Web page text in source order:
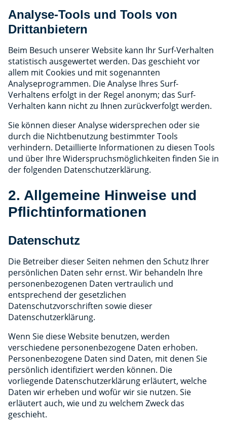
Analyse-Tools und Tools von
Drittanbietern
Beim Besuch unserer Website kann Ihr Surf-Verhalten
statistisch ausgewertet werden. Das geschieht vor
allem mit Cookies und mit sogenannten
Analyseprogrammen. Die Analyse Ihres Surf-
Verhaltens erfolgt in der Regel anonym; das Surf-
Verhalten kann nicht zu Ihnen zurückverfolgt werden.
Sie können dieser Analyse widersprechen oder sie
durch die Nichtbenutzung bestimmter Tools
verhindern. Detaillierte Informationen zu diesen Tools
und über Ihre Widerspruchsmöglichkeiten finden Sie in
der folgenden Datenschutzerklärung.
2. Allgemeine Hinweise und
Pflichtinformationen
Datenschutz
Die Betreiber dieser Seiten nehmen den Schutz Ihrer
persönlichen Daten sehr ernst. Wir behandeln Ihre
personenbezogenen Daten vertraulich und
entsprechend der gesetzlichen
Datenschutzvorschriften sowie dieser
Datenschutzerklärung.
Wenn Sie diese Website benutzen, werden
verschiedene personenbezogene Daten erhoben.
Personenbezogene Daten sind Daten, mit denen Sie
persönlich identifiziert werden können. Die
vorliegende Datenschutzerklärung erläutert, welche
Daten wir erheben und wofür wir sie nutzen. Sie
erläutert auch, wie und zu welchem Zweck das
geschieht.